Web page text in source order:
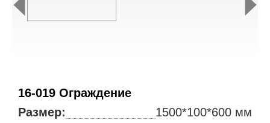
16-019 Ограждение
Размер:
1500*100*600 мм